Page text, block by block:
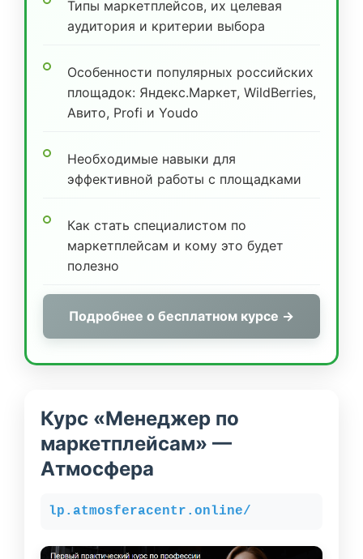
Типы маркетплейсов, их целевая
аудитория и критерии выбора
Особенности популярных российских
площадок: Яндекс.Маркет, WildBerries,
Авито, Profi и Youdo
Необходимые навыки для
эффективной работы с площадками
Как стать специалистом по
маркетплейсам и кому это будет
полезно
Подробнее о бесплатном курсе →
Курс «Менеджер по
маркетплейсам» —
Атмосфера
lp.atmosferacentr.online/